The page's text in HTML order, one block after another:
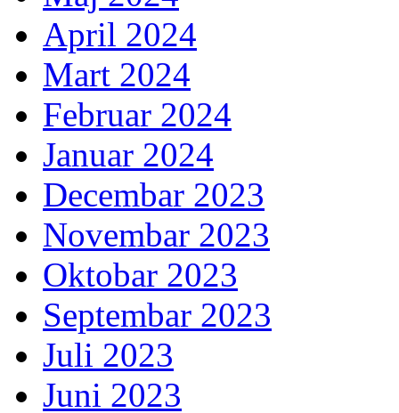
April 2024
Mart 2024
Februar 2024
Januar 2024
Decembar 2023
Novembar 2023
Oktobar 2023
Septembar 2023
Juli 2023
Juni 2023